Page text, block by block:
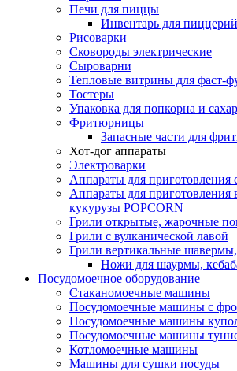
Печи для пиццы
Инвентарь для пиццерий
Рисоварки
Сковороды электрические
Сыроварни
Тепловые витрины для фаст-
Тостеры
Упаковка для попкорна и
Фритюрницы
Запасные части для
Хот-дог аппараты
Электроварки
Аппараты для приготовления
Аппараты для приготовления
кукурузы POPCORN
Грили открытые, жарочные
Грили с вулканической лавой
Грили вертикальные
Ножи для шаурмы,
Посудомоечное оборудование
Стаканомоечные машины
Посудомоечные машины с
Посудомоечные машины
Посудомоечные машины
Котломоечные машины
Машины для сушки посуды